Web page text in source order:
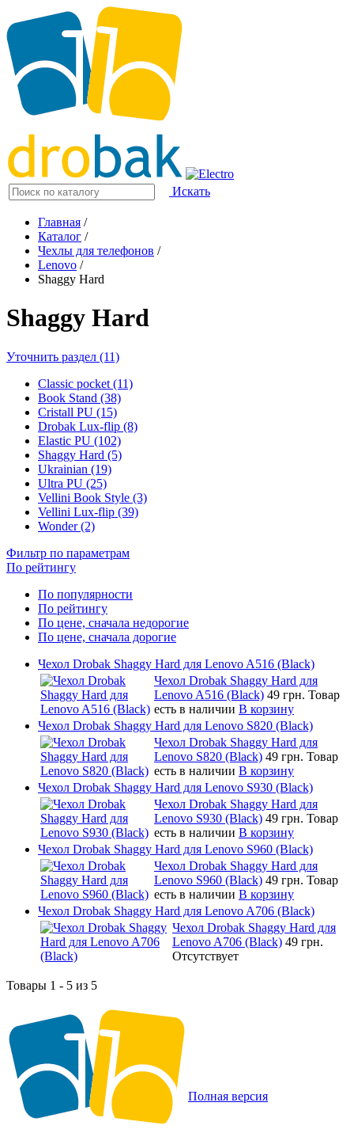
Искать
Главная /
Каталог /
Чехлы для телефонов /
Lenovo /
Shaggy Hard
Shaggy Hard
Уточнить раздел (11)
Classic pocket (11)
Book Stand (38)
Cristall PU (15)
Drobak Lux-flip (8)
Elastic PU (102)
Shaggy Hard (5)
Ukrainian (19)
Ultra PU (25)
Vellini Book Style (3)
Vellini Lux-flip (39)
Wonder (2)
Фильтр по параметрам
По рейтингу
По популярности
По рейтингу
По цене, сначала недорогие
По цене, сначала дорогие
Чехол Drobak Shaggy Hard для Lenovo A516 (Black)
Чехол Drobak Shaggy Hard для
Lenovo A516 (Black) 49 грн. Товар
есть в наличии В корзину
Чехол Drobak Shaggy Hard для Lenovo S820 (Black)
Чехол Drobak Shaggy Hard для
Lenovo S820 (Black) 49 грн. Товар
есть в наличии В корзину
Чехол Drobak Shaggy Hard для Lenovo S930 (Black)
Чехол Drobak Shaggy Hard для
Lenovo S930 (Black) 49 грн. Товар
есть в наличии В корзину
Чехол Drobak Shaggy Hard для Lenovo S960 (Black)
Чехол Drobak Shaggy Hard для
Lenovo S960 (Black) 49 грн. Товар
есть в наличии В корзину
Чехол Drobak Shaggy Hard для Lenovo A706 (Black)
Чехол Drobak Shaggy Hard для
Lenovo A706 (Black) 49 грн.
Отсутствует
Товары 1 - 5 из 5
Полная версия